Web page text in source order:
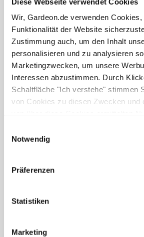
Wir, Gardeon.de verwenden Cookies,
Funktionalität der Website
Zustimmung auch, um den Inhalt
personalisieren und zu analysieren
Marketingzwecken, um unsere
Interessen abzustimmen. Durch
Schaltfläche "Ich verstehe" stimmen
von Cookies zu diesen Zwecken und
Werbung in sozialen Netzwerken und
auf anderen Websites zu. Diese
Informationen zu den verwendeten
der Verwendung von Cookies nicht
zuzustimmen, finden Sie unter dem
Notwendig
Präferenzen
Statistiken
Marketing
114,-€
Auf Lager
Werkzeug-Aufhängesystem (3